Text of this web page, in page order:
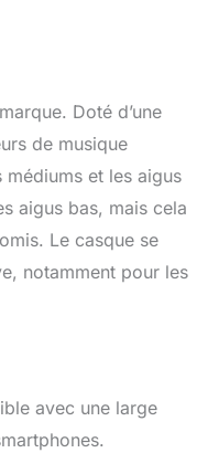
Doté d’une
de musique
médiums et les aigus
aigus bas, mais cela
Le casque se
notamment pour les
avec une large